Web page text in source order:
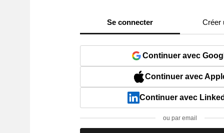
Se connecter Créer
Continuer avec
Continuer avec
Continuer avec
ou par email